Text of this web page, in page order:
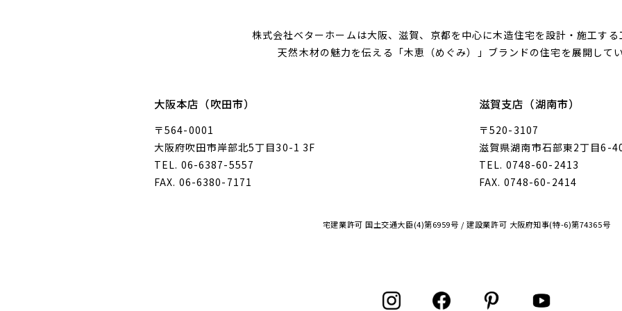
株式会社ベターホームは大阪、滋賀、京都を中心に木造住宅を設計・施工する
天然木材の魅力を伝える「木恵（めぐみ）」ブランドの住宅を展開してい
大阪本店（吹田市）
〒564-0001
大阪府吹田市岸部北5丁目30-1 3F
TEL. 06-6387-5557
FAX. 06-6380-7171
滋賀支店（湖南市）
〒520-3107
滋賀県湖南市石部東2丁目6-
TEL. 0748-60-2413
FAX. 0748-60-2414
宅建業許可 国土交通大臣(4)第6959号 / 建設業許可 大阪府知事(特-6)第74365号